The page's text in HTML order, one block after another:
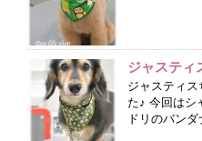
ジャスティ
ジャスティ
た♪ 今回はシ
ドリのバン